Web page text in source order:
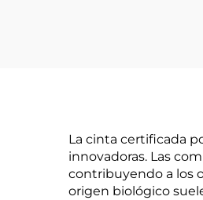
La cinta certificada
innovadoras. Las
contribuyendo a los
origen biológico